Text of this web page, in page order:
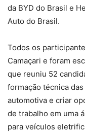
da BYD do Brasil e
Auto do Brasil.
Todos os
Camaçari e foram
que reuniu 52
formação técnica
automotiva e criar
de trabalho em uma
para veículos